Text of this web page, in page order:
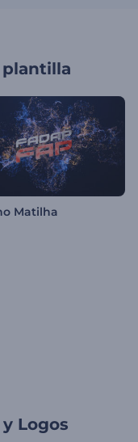
plantilla
Matilha
Logos